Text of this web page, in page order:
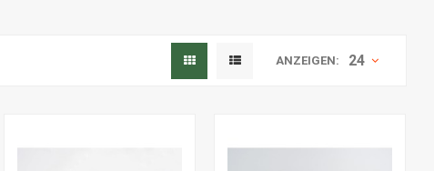
ANZEIGEN: 24